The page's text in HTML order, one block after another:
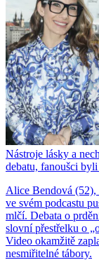
Nástroje lásky a
debatu, fanoušci
Alice Bendová (52),
ve svém podcastu
mlčí. Debata o
slovní přestřelku o
Video okamžitě
nesmiřitelné tábory.